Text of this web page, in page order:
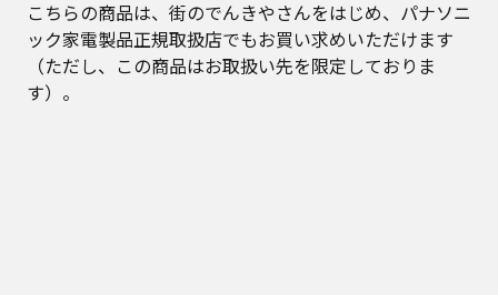
こちらの商品は、街のでんきやさんをはじめ、パナソニ
ック家電製品正規取扱店でもお買い求めいただけます
（ただし、この商品はお取扱い先を限定しておりま
す）。